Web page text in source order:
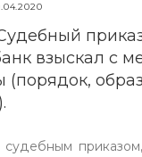
взыскал с
(порядок,
судебным